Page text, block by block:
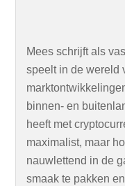
Mees schrijft als
speelt in de wereld
binnen- en
heeft met
maximalist, maar
nauwlettend in de
smaak te pakken